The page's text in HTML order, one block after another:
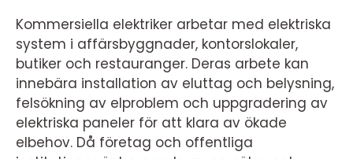
Kommersiella elektriker arbetar med elektriska
system i affärsbyggnader, kontorslokaler,
butiker och restauranger. Deras arbete kan
innebära installation av eluttag och belysning,
felsökning av elproblem och uppgradering av
elektriska paneler för att klara av ökade
elbehov. Då företag och offentliga